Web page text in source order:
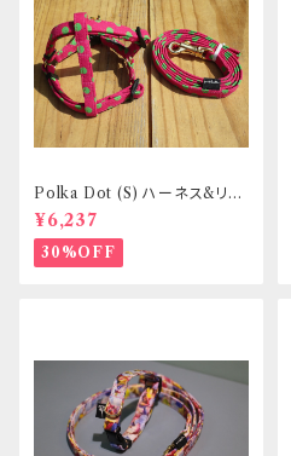
Polka Dot (S) ハーネス&リー
ドセット _ フントヒュッテオリジ
ナル
¥6,237
30%OFF